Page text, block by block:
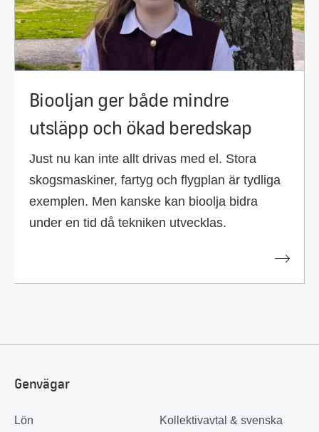
Biooljan ger både mindre
utsläpp och ökad beredskap
Just nu kan inte allt drivas med el. Stora
skogsmaskiner, fartyg och flygplan är tydliga
exemplen. Men kanske kan bioolja bidra
under en tid då tekniken utvecklas.
Genvägar
Lön
Kollektivavtal & svenska